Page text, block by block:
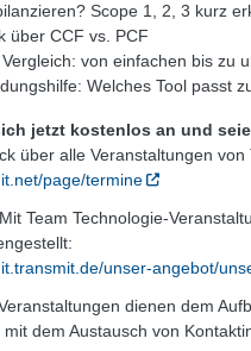
Scope 1, 2, 3 kurz
über CCF vs. PCF
von einfachen bis zu
Welches Tool passt
jetzt kostenlos an und
über alle Veranstaltungen
page/termine
Team Technologie-
unser-angebot/
dienen dem
dem Austausch von